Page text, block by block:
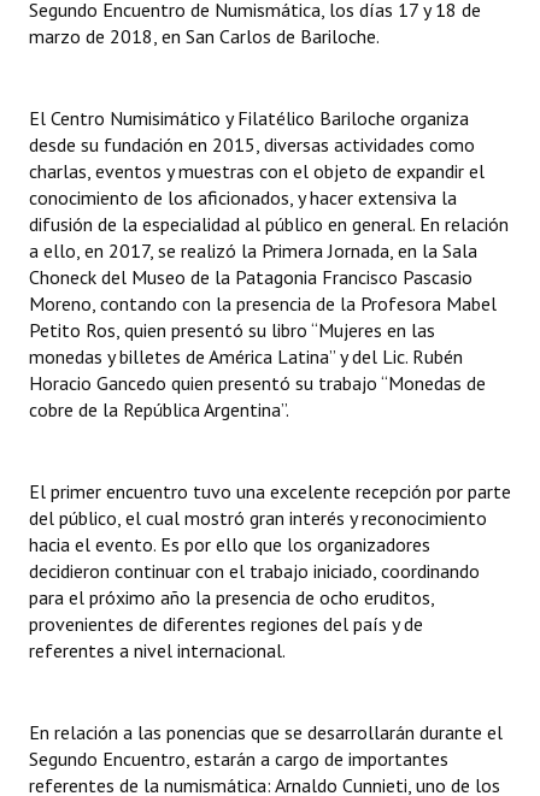
Actas de Audiencias Públicas
Comunicaciones
Declaraciones
Resoluciones
Resoluciones de Presidencia
INSTITUCIONAL
Antiguos Pobladores
Registros y Distinciones
Datos Históricos
Premio al Mérito - Registro
Audiencias Públicas - Registro
Periodistas Decanos - Registro
Segundo Encuentro de Numismática, los días 17 y 18 de
marzo de 2018, en San Carlos de Bariloche.
El Centro Numisimático y Filatélico Bariloche organiza
desde su fundación en 2015, diversas actividades como
charlas, eventos y muestras con el objeto de expandir el
conocimiento de los aficionados, y hacer extensiva la
difusión de la especialidad al público en general. En relación
a ello, en 2017, se realizó la Primera Jornada, en la Sala
Choneck del Museo de la Patagonia Francisco Pascasio
Moreno, contando con la presencia de la Profesora Mabel
Petito Ros, quien presentó su libro “Mujeres en las
monedas y billetes de América Latina” y del Lic. Rubén
Horacio Gancedo quien presentó su trabajo “Monedas de
cobre de la República Argentina”.
El primer encuentro tuvo una excelente recepción por parte
del público, el cual mostró gran interés y reconocimiento
hacia el evento. Es por ello que los organizadores
decidieron continuar con el trabajo iniciado, coordinando
para el próximo año la presencia de ocho eruditos,
provenientes de diferentes regiones del país y de
referentes a nivel internacional.
En relación a las ponencias que se desarrollarán durante el
Segundo Encuentro, estarán a cargo de importantes
referentes de la numismática: Arnaldo Cunnieti, uno de los